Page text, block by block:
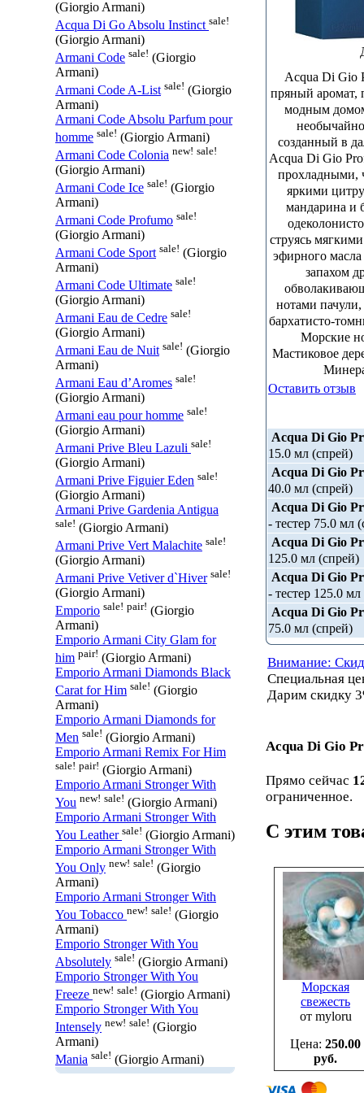
(Giorgio Armani)
Acqua Di Go Absolu Instinct sale!
(Giorgio Armani)
Armani Code sale! (Giorgio
Armani)
Armani Code A-List sale! (Giorgio
Armani)
Armani Code Absolu Parfum pour
homme sale! (Giorgio Armani)
Armani Code Colonia new! sale!
(Giorgio Armani)
Armani Code Ice sale! (Giorgio
Armani)
Armani Code Profumo sale!
(Giorgio Armani)
Armani Code Sport sale! (Giorgio
Armani)
Armani Code Ultimate sale!
(Giorgio Armani)
Armani Eau de Cedre sale!
(Giorgio Armani)
Armani Eau de Nuit sale! (Giorgio
Armani)
Armani Eau d’Aromes sale!
(Giorgio Armani)
Armani eau pour homme sale!
(Giorgio Armani)
Armani Prive Bleu Lazuli sale!
(Giorgio Armani)
Armani Prive Figuier Eden sale!
(Giorgio Armani)
Armani Prive Gardenia Antigua
sale! (Giorgio Armani)
Armani Prive Vert Malachite sale!
(Giorgio Armani)
Armani Prive Vetiver d`Hiver sale!
(Giorgio Armani)
Emporio sale! pair! (Giorgio
Armani)
Emporio Armani City Glam for
him pair! (Giorgio Armani)
Emporio Armani Diamonds Black
Carat for Him sale! (Giorgio
Armani)
Emporio Armani Diamonds for
Men sale! (Giorgio Armani)
Emporio Armani Remix For Him
sale! pair! (Giorgio Armani)
Emporio Armani Stronger With
You new! sale! (Giorgio Armani)
Emporio Armani Stronger With
You Leather sale! (Giorgio Armani)
Emporio Armani Stronger With
You Only new! sale! (Giorgio
Armani)
Emporio Armani Stronger With
You Tobacco new! sale! (Giorgio
Armani)
Emporio Stronger With You
Absolutely sale! (Giorgio Armani)
Emporio Stronger With You
Freeze new! sale! (Giorgio Armani)
Emporio Stronger With You
Intensely new! sale! (Giorgio
Armani)
Mania sale! (Giorgio Armani)
Acqua Di Gio
пряный аромат,
модным
созданный в
Acqua Di Gio
прохладными,
яркими
мандарина и
струясь
эфирного
запахом
нотами
бархатисто-
Морские
Мастиковое
Оставить отзыв
Acqua Di Gio
15.0 мл (спрей)
Acqua Di Gio
40.0 мл (спрей)
Acqua Di Gio
- тестер 75.0 мл
Acqua Di Gio
125.0 мл (спрей)
Acqua Di Gio
- тестер 125.0
Acqua Di Gio
75.0 мл (спрей)
Внимание:
Специальная
Дарим скидку
Acqua Di Gio
Прямо сейчас
ограниченное.
С этим
Морская
свежесть
от myloru
Цена: 250.00
руб.